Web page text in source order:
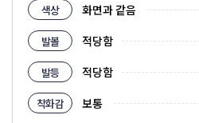
색상 화면과 같음
발볼 적당함
발등 적당함
착화감 보통